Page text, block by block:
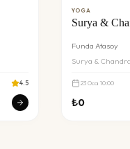
4.5
YOGA
Surya &
Funda Atasoy
Surya &
23 Oca 10:00
₺0